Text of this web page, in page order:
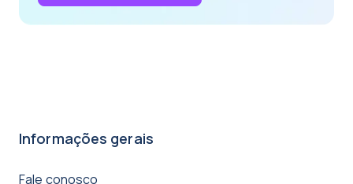
Informações gerais
Fale conosco